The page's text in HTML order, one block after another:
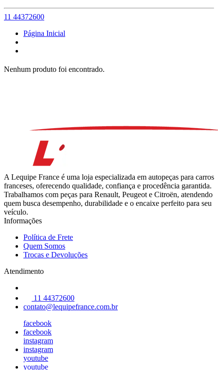
11 44372600
Página Inicial
Nenhum produto foi encontrado.
A Lequipe France é uma loja especializada em autopeças para carros
franceses, oferecendo qualidade, confiança e procedência garantida.
Trabalhamos com peças para Renault, Peugeot e Citroën, atendendo
quem busca desempenho, durabilidade e o encaixe perfeito para seu
veículo.
Informações
Política de Frete
Quem Somos
Trocas e Devoluções
Atendimento
11 44372600
contato@lequipefrance.com.br
facebook
facebook
instagram
instagram
youtube
youtube